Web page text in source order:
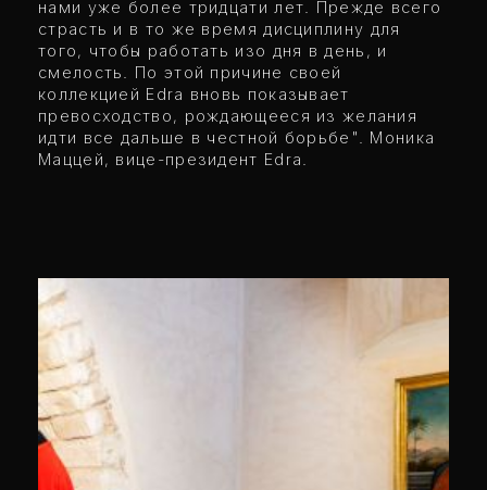
нами уже более тридцати лет. Прежде всего
страсть и в то же время дисциплину для
того, чтобы работать изо дня в день, и
смелость. По этой причине своей
коллекцией Edra вновь показывает
превосходство, рождающееся из желания
идти все дальше в честной борьбе". Моника
Маццей, вице-президент Edra.